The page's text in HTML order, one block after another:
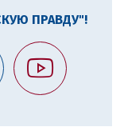
ПРАВДУ"!